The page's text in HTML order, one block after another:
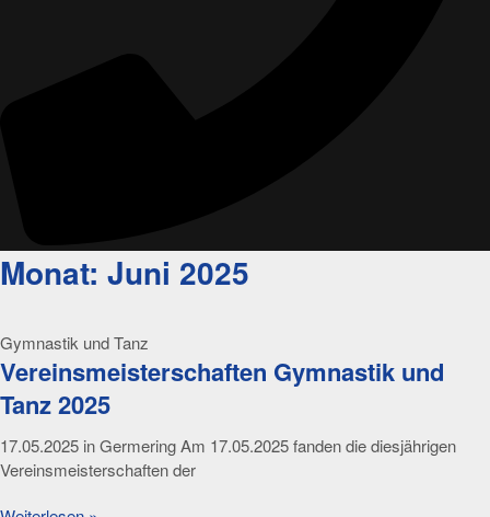
Monat: Juni 2025
Gymnastik und Tanz
Vereinsmeisterschaften Gymnastik und
Tanz 2025
17.05.2025 in Germering Am 17.05.2025 fanden die diesjährigen
Vereinsmeisterschaften der